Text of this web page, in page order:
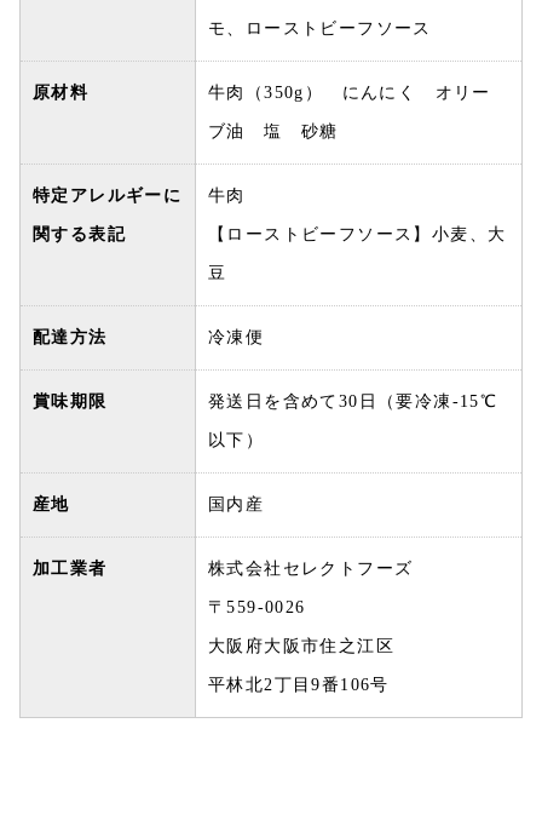
モ、ローストビーフソース
原材料 牛肉（350g） にんにく オリー
ブ油 塩 砂糖
特定アレルギーに
関する表記
牛肉
【ローストビーフソース】小麦、大
豆
配達方法 冷凍便
賞味期限 発送日を含めて30日（要冷凍-15℃
以下）
産地 国内産
加工業者 株式会社セレクトフーズ
〒559-0026
大阪府大阪市住之江区
平林北2丁目9番106号